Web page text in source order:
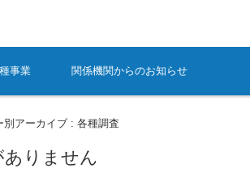
事業 関係機関からのお知らせ
別アーカイブ : 各種調査
りません